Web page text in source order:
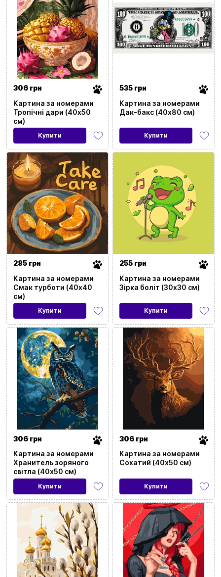
306 грн
Картина за номерами
Тропічні дари (40х50
см)
Купити
535 грн
Картина за номерами
Дак-бакс (40x80 см)
Купити
285 грн
Картина за номерами
Смак турботи (40x40
см)
Купити
255 грн
Картина за номерами
Зірка боліт (30x30 см)
Купити
306 грн
Картина за номерами
Хранитель зоряного
світла (40x50 см)
Купити
306 грн
Картина за номерами
Сохатий (40x50 см)
Купити